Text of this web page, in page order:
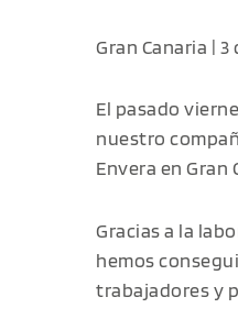
Gran Canaria | 3
El pasado
nuestro
Envera en Gran
Gracias a la
hemos
trabajadores y